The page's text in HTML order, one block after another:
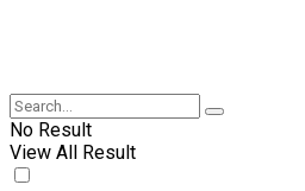
No Result
View All Result